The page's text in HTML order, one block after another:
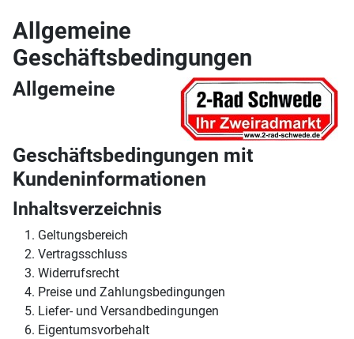
Allgemeine
Geschäftsbedingungen
Allgemeine
Geschäftsbedingungen mit
Kundeninformationen
Inhaltsverzeichnis
Geltungsbereich
Vertragsschluss
Widerrufsrecht
Preise und Zahlungsbedingungen
Liefer- und Versandbedingungen
Eigentumsvorbehalt